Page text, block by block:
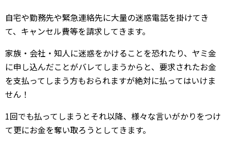
自宅や勤務先や緊急連絡先に大量の迷惑電話を掛けてき
て、キャンセル費等を請求してきます。
家族・会社・知人に迷惑をかけることを恐れたり、ヤミ金
に申し込んだことがバレてしまうからと、要求されたお金
を支払ってしまう方もおられますが絶対に払ってはいけま
せん！
1回でも払ってしまうとそれ以降、様々な言いがかりをつけ
て更にお金を奪い取ろうとしてきます。